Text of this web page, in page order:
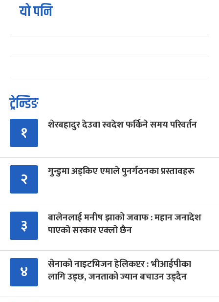
यो पनि
ट्रेन्डिङ
१ शेरबहादुर देउवा स्वदेश फर्किने समय परिवर्तन
२ गुन्डुमा अड्किए एमाले पुनर्गठनका प्रस्तावहरू
३
बालेनलाई मनीष झाको जवाफ : महान जनादेश
पाएको सरकार एक्लो छैन
४
सेनाको नाइटभिजन हेलिकप्टर : भीआईपीका
लागि उड्छ, जनताको ज्यान बचाउन उड्दैन